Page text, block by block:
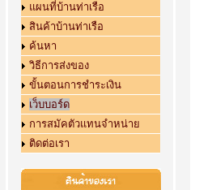
แผนที่บ้านท่าเรือ
สินค้าบ้านท่าเรือ
ค้นหา
วิธีการส่งของ
ขั้นตอนการชำระเงิน
เว็บบอร์ด
การสมัคตัวแทนจำหน่าย
ติดต่อเรา